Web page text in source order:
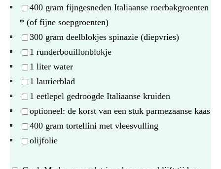
400 gram fijngesneden Italiaanse roerbakgroenten
* (of fijne soepgroenten)
300 gram deelblokjes spinazie (diepvries)
1 runderbouillonblokje
1 liter water
1 laurierblad
1 eetlepel gedroogde Italiaanse kruiden
optioneel: de korst van een stuk parmezaanse kaas
400 gram tortellini met vleesvulling
olijfolie